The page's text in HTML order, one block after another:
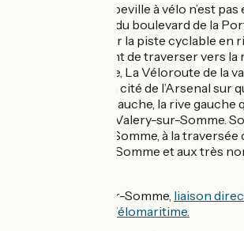
La traversée d’Abbeville à vélo n’est
La requalification du boulevard de la
permettre d’élargir la piste cyclable en
jusqu’à la gare avant de traverser vers
l’écluse d’Abbeville, La Véloroute de la
se poursuit vers la cité de l’Arsenal sur
pour rejoindre, à gauche, la rive gauche
plus jusqu’à Saint-Valery-sur-Somme.
Saint-Valery-sur-Somme, à la
train de la Baie de Somme et aux très
À Saint-Valery-sur-Somme, liaison
l'EuroVelo 4 / La Vélomaritime.